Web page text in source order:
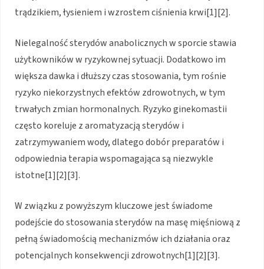
trądzikiem, łysieniem i wzrostem ciśnienia krwi[1][2].
Nielegalność sterydów anabolicznych w sporcie stawia
użytkowników w ryzykownej sytuacji. Dodatkowo im
większa dawka i dłuższy czas stosowania, tym rośnie
ryzyko niekorzystnych efektów zdrowotnych, w tym
trwałych zmian hormonalnych. Ryzyko ginekomastii
często koreluje z aromatyzacją sterydów i
zatrzymywaniem wody, dlatego dobór preparatów i
odpowiednia terapia wspomagająca są niezwykle
istotne[1][2][3].
W związku z powyższym kluczowe jest świadome
podejście do stosowania sterydów na masę mięśniową z
pełną świadomością mechanizmów ich działania oraz
potencjalnych konsekwencji zdrowotnych[1][2][3].